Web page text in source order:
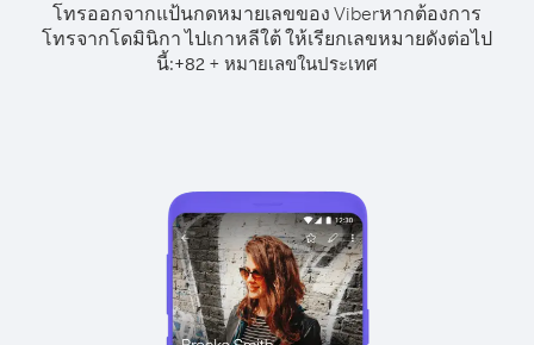
โทรออกจากแป้นกดหมายเลขของ Viberหากต้องการ
โทรจากโดมินิกา ไปเกาหลีใต้ ให้เรียกเลขหมายดังต่อไป
นี้:+82 + หมายเลขในประเทศ